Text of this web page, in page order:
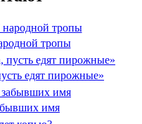
тропы
едят пирожные»
имя